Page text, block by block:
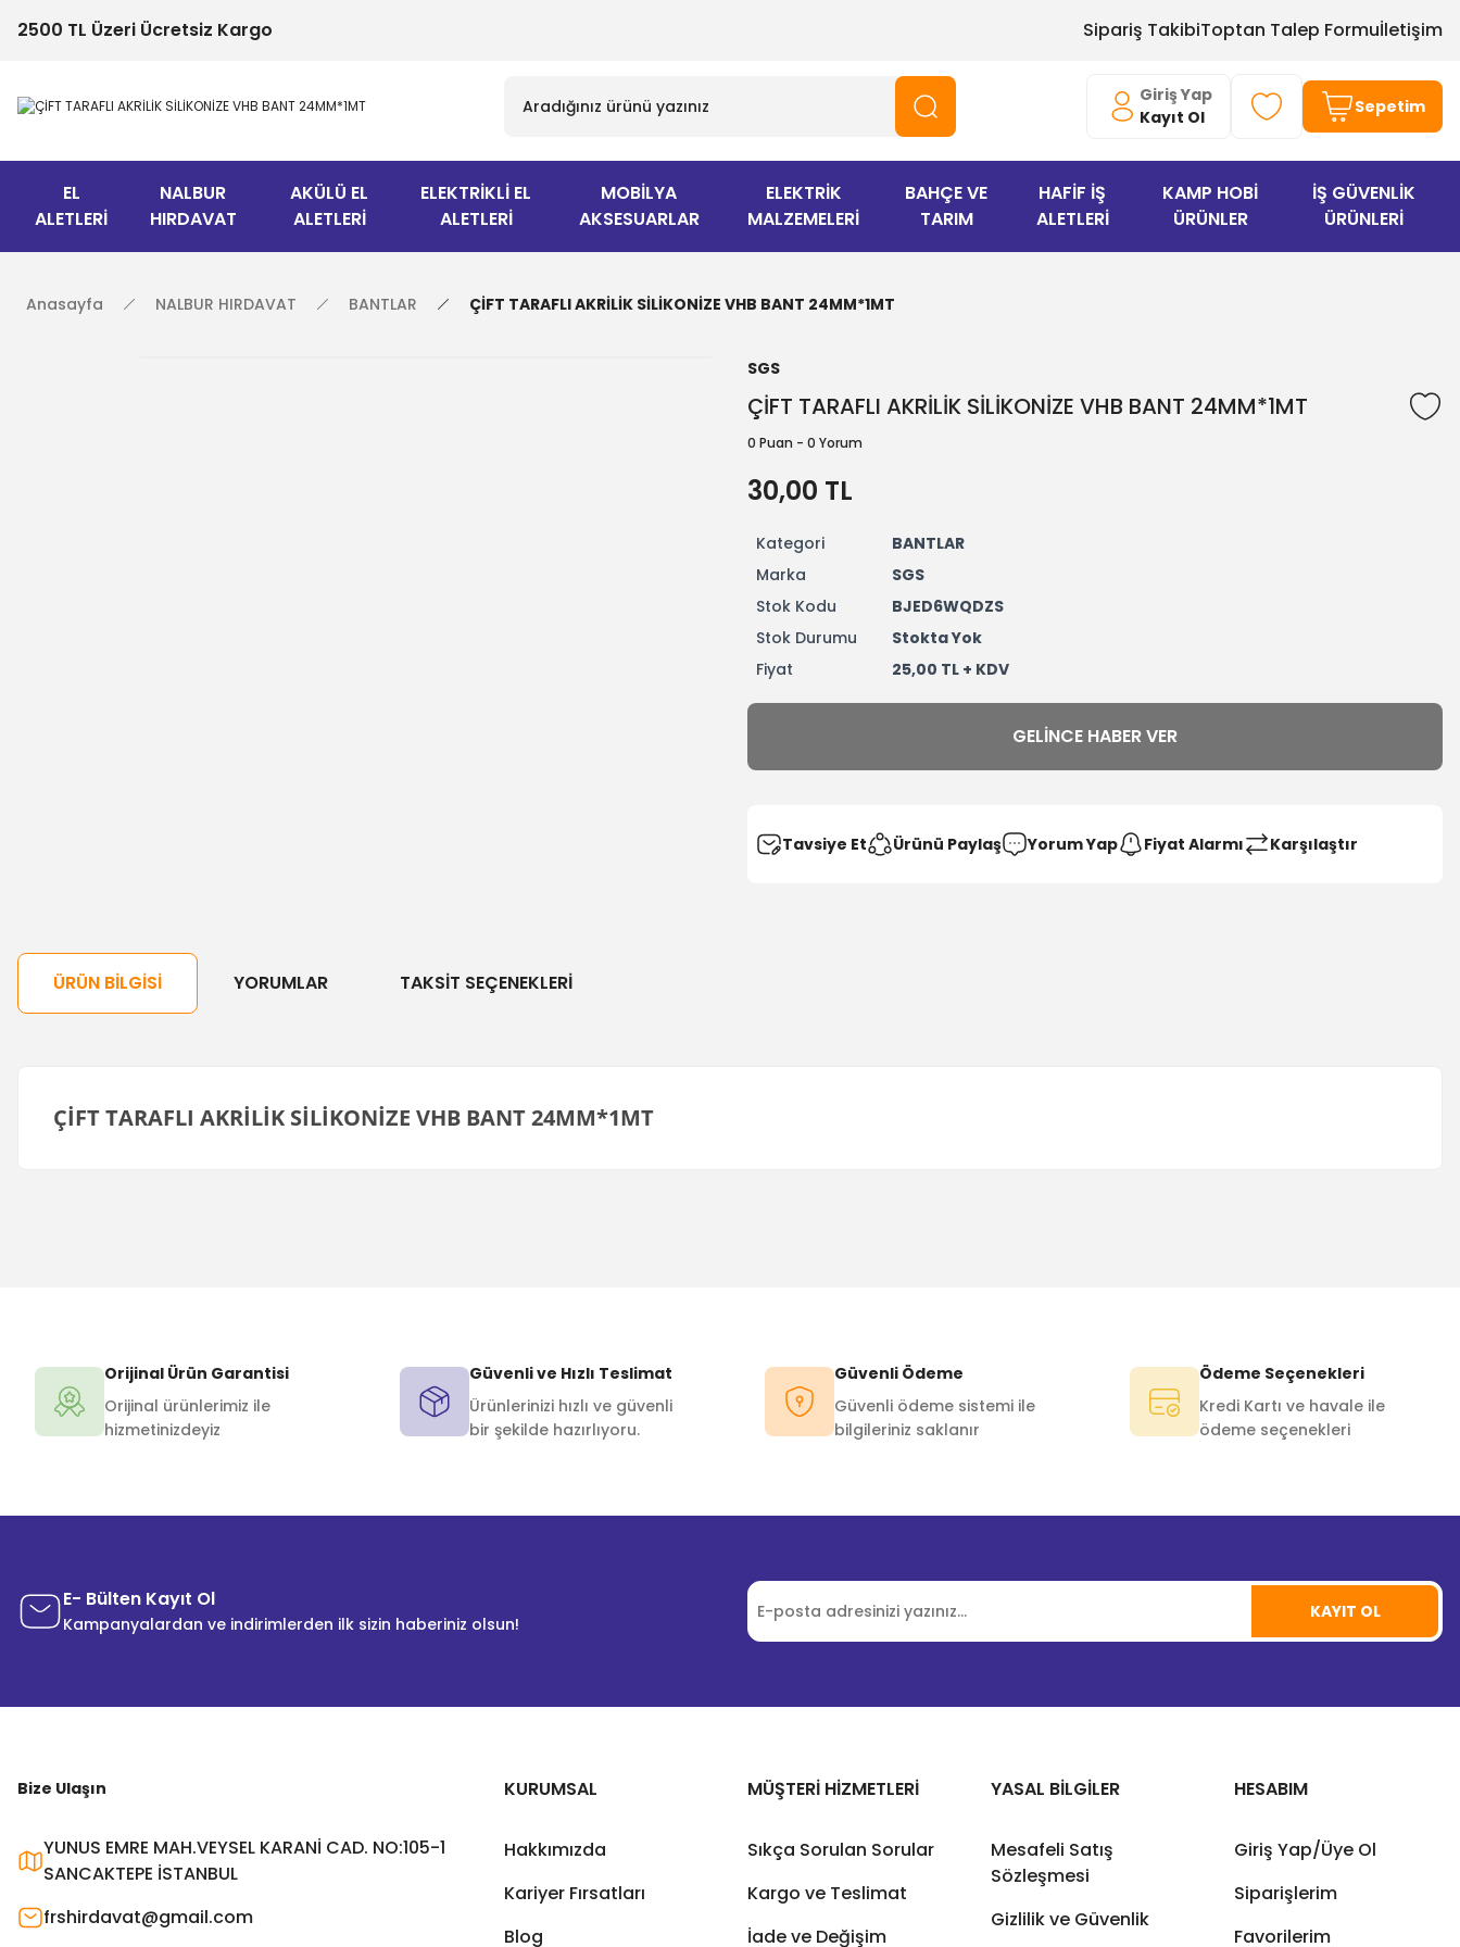
2500 TL Üzeri Ücretsiz Kargo Sipariş TakibiToptan Talep Formuİletişim
Giriş Yap
Kayıt Ol
Sepetim
EL
ALETLERİ
NALBUR
HIRDAVAT
AKÜLÜ EL
ALETLERİ
ELEKTRİKLİ EL
ALETLERİ
MOBİLYA
AKSESUARLAR
ELEKTRİK
MALZEMELERİ
BAHÇE VE
TARIM
HAFİF İŞ
ALETLERİ
KAMP HOBİ
ÜRÜNLER
İŞ GÜVENLİK
ÜRÜNLERİ
Anasayfa NALBUR HIRDAVAT BANTLAR ÇİFT TARAFLI AKRİLİK SİLİKONİZE VHB BANT 24MM*1MT
SGS
ÇİFT TARAFLI AKRİLİK SİLİKONİZE VHB BANT 24MM*1MT
0 Puan - 0 Yorum
30,00 TL
Kategori
BANTLAR
Marka
SGS
Stok Kodu
BJED6WQDZS
Stok Durumu
Stokta Yok
Fiyat
25,00 TL + KDV
GELINCE HABER VER
Tavsiye Et Ürünü Paylaş Yorum Yap Fiyat Alarmı Karşılaştır
ÜRÜN BILGISI YORUMLAR TAKSIT SEÇENEKLERI
ÇİFT TARAFLI AKRİLİK SİLİKONİZE VHB BANT 24MM*1MT
Yorum Yaz
Orijinal Ürün Garantisi
Orijinal ürünlerimiz ile
hizmetinizdeyiz
Güvenli ve Hızlı Teslimat
Ürünlerinizi hızlı ve güvenli
bir şekilde hazırlıyoru.
Güvenli Ödeme
Güvenli ödeme sistemi ile
bilgileriniz saklanır
Ödeme Seçenekleri
Kredi Kartı ve havale ile
ödeme seçenekleri
E- Bülten Kayıt Ol
Kampanyalardan ve indirimlerden ilk sizin haberiniz olsun!
KAYIT OL
Bize Ulaşın
YUNUS EMRE MAH.VEYSEL KARANİ CAD. NO:105-1
SANCAKTEPE İSTANBUL
frshirdavat@gmail.com
KURUMSAL
Hakkımızda
Kariyer Fırsatları
Blog
MÜŞTERİ HİZMETLERİ
Sıkça Sorulan Sorular
Kargo ve Teslimat
İade ve Değişim
YASAL BİLGİLER
Mesafeli Satış
Sözleşmesi
Gizlilik ve Güvenlik
HESABIM
Giriş Yap/Üye Ol
Siparişlerim
Favorilerim